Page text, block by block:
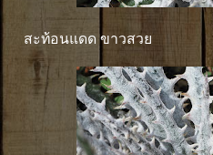
สะท้อนแดด ขาวสวย